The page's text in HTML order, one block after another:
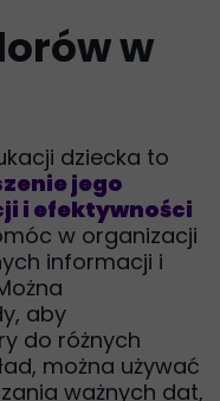
w
dziecka to
jego
i efektywności
w organizacji
informacji i
aby
do różnych
można używać
ważnych dat,